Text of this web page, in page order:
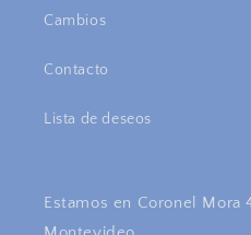
Cambios
Contacto
Lista de deseos
Estamos en Coronel Mora